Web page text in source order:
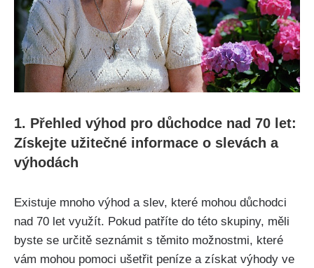
1. Přehled výhod pro důchodce nad 70 let:
Získejte užitečné informace o slevách a
výhodách
Existuje mnoho výhod a slev, které mohou důchodci
nad 70 let využít. Pokud patříte do této skupiny, měli
byste se určitě seznámit s těmito možnostmi, které
vám mohou pomoci ušetřit peníze a získat výhody ve